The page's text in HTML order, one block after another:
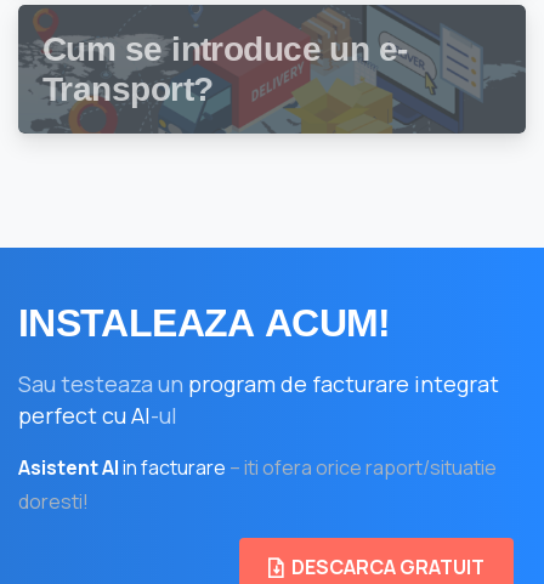
Cum se introduce un e-
Transport?
INSTALEAZA ACUM!
Sau testeaza un program de facturare integrat
perfect cu AI-ul
Asistent AIin facturare – iti ofera orice raport/situatie
doresti!
DESCARCA GRATUIT